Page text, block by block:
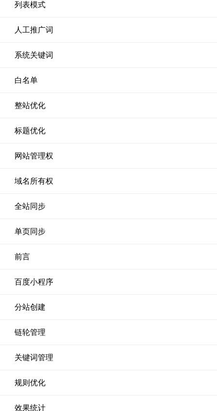
列表模式
人工推广词
系统关键词
白名单
整站优化
标题优化
网站管理权
域名所有权
全站同步
单页同步
前言
百度小程序
分站创建
链轮管理
关键词管理
规则优化
效果统计